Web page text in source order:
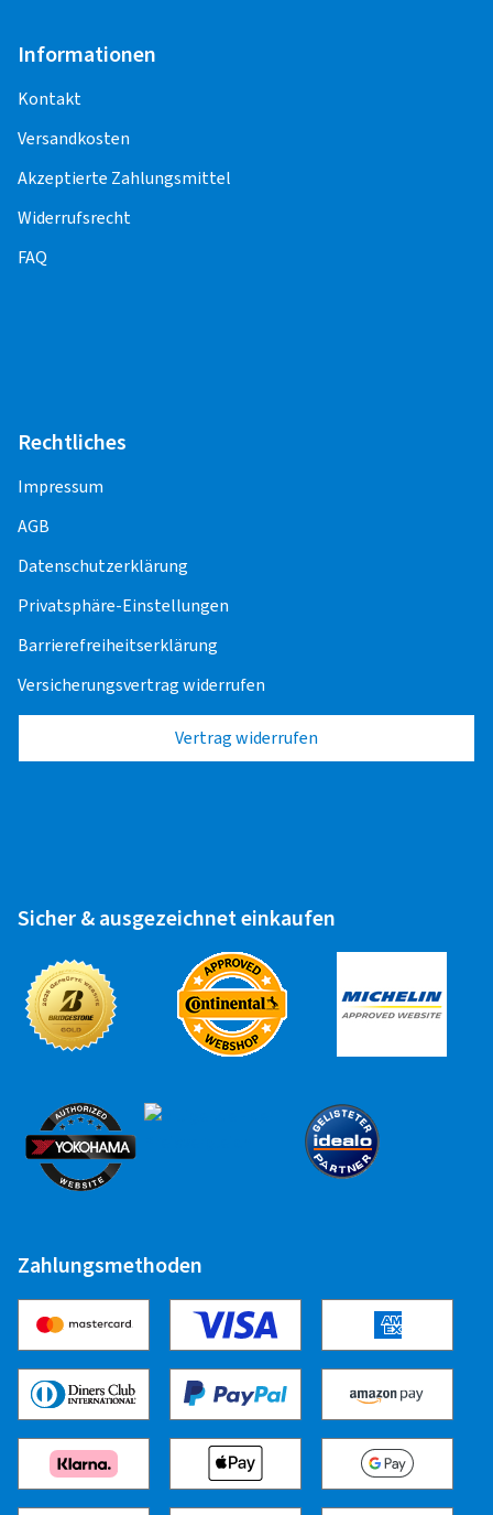
Kontrollsensoren (Sensoreinbau, -
Programmierung, -Anlernen,
Funktionskontrolle) entstehen weitere Kosten.
Für die Pflege und Korrektheit der Inhalte,
einschließlich der Preise für die
Montageleistungen, sind die Montagepartner
verantwortlich.
Alufelge 18"
Alufelge 19" - 20"
Stahlfelge 13" - 15"
Stahlfelge 18" - 19"
Stahlfelge 20"
25,00 EUR
Stahlfelge 21" - 22"
30,00 EUR
Alufelge 16" - 17"
Alufelge 18"
Alufelge 19" - 20"
25,00 EUR
Stahlfelge 13" - 15"
17,00 EUR
Stahlfelge 16" - 17"
20,00 EUR
Stahlfelge 20"
Stahlfelge 21" - 22"
30,00 EUR
Transporter
Alufelge 13" - 20"
22,50 EUR
Stahlfelge 13" - 20"
22,50 EUR
Informationen
Kontakt
Versandkosten
Akzeptierte Zahlungsmittel
Widerrufsrecht
FAQ
Rechtliches
Impressum
AGB
Datenschutzerklärung
Privatsphäre-Einstellungen
Barrierefreiheitserklärung
Versicherungsvertrag widerrufen
Vertrag widerrufen
Sicher & ausgezeichnet einkaufen
Zahlungsmethoden